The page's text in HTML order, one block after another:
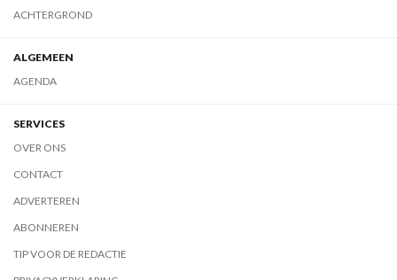
ACHTERGROND
ALGEMEEN
AGENDA
SERVICES
OVER ONS
CONTACT
ADVERTEREN
ABONNEREN
TIP VOOR DE REDACTIE